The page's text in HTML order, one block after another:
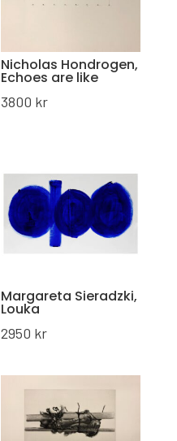
Nicholas Hondrogen,
Echoes are like
3800 kr
Margareta Sieradzki,
Louka
2950 kr